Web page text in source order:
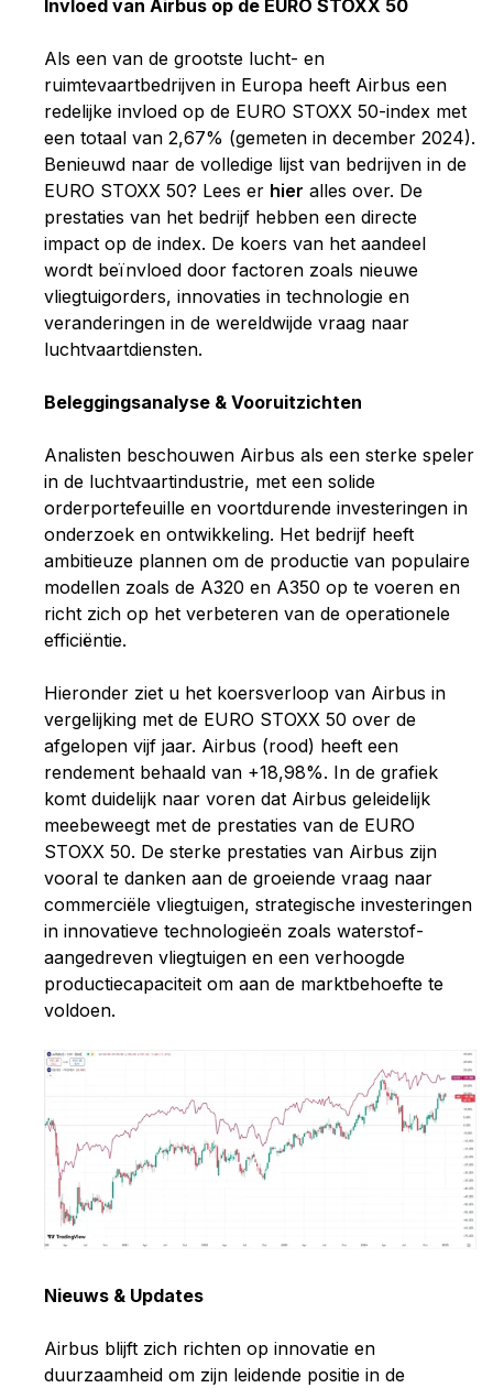
Invloed van Airbus op de EURO STOXX 50
Als een van de grootste lucht- en
ruimtevaartbedrijven in Europa heeft Airbus een
redelijke invloed op de EURO STOXX 50-index met
een totaal van 2,67% (gemeten in december 2024).
Benieuwd naar de volledige lijst van bedrijven in de
EURO STOXX 50? Lees er hier alles over. De
prestaties van het bedrijf hebben een directe
impact op de index. De koers van het aandeel
wordt beïnvloed door factoren zoals nieuwe
vliegtuigorders, innovaties in technologie en
veranderingen in de wereldwijde vraag naar
luchtvaartdiensten.
Beleggingsanalyse & Vooruitzichten
Analisten beschouwen Airbus als een sterke speler
in de luchtvaartindustrie, met een solide
orderportefeuille en voortdurende investeringen in
onderzoek en ontwikkeling. Het bedrijf heeft
ambitieuze plannen om de productie van populaire
modellen zoals de A320 en A350 op te voeren en
richt zich op het verbeteren van de operationele
efficiëntie.
Hieronder ziet u het koersverloop van Airbus in
vergelijking met de EURO STOXX 50 over de
afgelopen vijf jaar. Airbus (rood) heeft een
rendement behaald van +18,98%. In de grafiek
komt duidelijk naar voren dat Airbus geleidelijk
meebeweegt met de prestaties van de EURO
STOXX 50. De sterke prestaties van Airbus zijn
vooral te danken aan de groeiende vraag naar
commerciële vliegtuigen, strategische investeringen
in innovatieve technologieën zoals waterstof-
aangedreven vliegtuigen en een verhoogde
productiecapaciteit om aan de marktbehoefte te
voldoen.
Nieuws & Updates
Airbus blijft zich richten op innovatie en
duurzaamheid om zijn leidende positie in de